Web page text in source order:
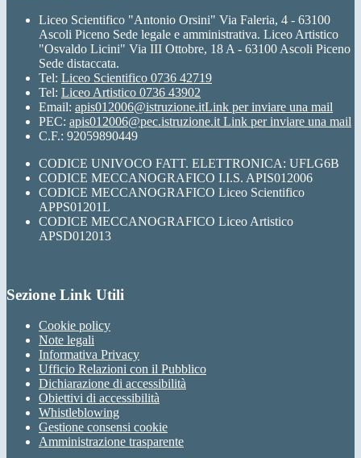
Liceo Scientifico "Antonio Orsini" Via Faleria, 4 - 63100
Ascoli Piceno Sede legale e amministrativa. Liceo Artistico
"Osvaldo Licini" Via III Ottobre, 18 A - 63100 Ascoli Piceno
Sede distaccata.
Tel: Liceo Scientifico 0736 42719
Tel: Liceo Artistico 0736 43902
Email: apis012006@istruzione.itLink per inviare una mail
PEC: apis012006@pec.istruzione.it Link per inviare una mail
C.F.: 92059890449
CODICE UNIVOCO FATT. ELETTRONICA: UFLG6B
CODICE MECCANOGRAFICO I.I.S. APIS012006
CODICE MECCANOGRAFICO Liceo Scientifico
APPS01201L
CODICE MECCANOGRAFICO Liceo Artistico
APSD012013
Sezione Link Utili
Cookie policy
Note legali
Informativa Privacy
Ufficio Relazioni con il Pubblico
Dichiarazione di accessibilità
Obiettivi di accessibilità
Whistleblowing
Gestione consensi cookie
Amministrazione trasparente